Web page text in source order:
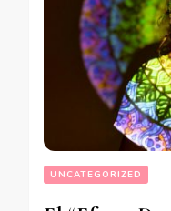
UNCATEGORIZED